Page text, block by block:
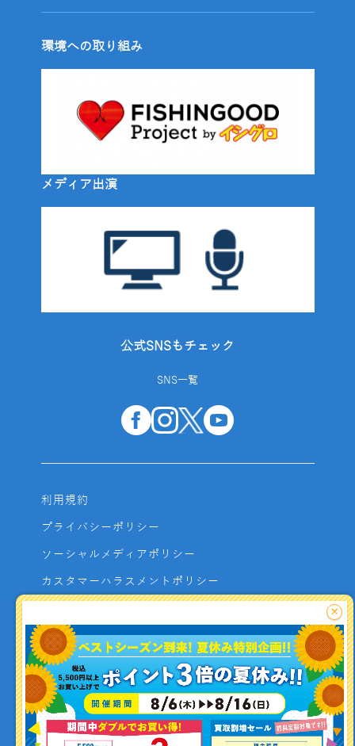
釣り情報を
環境への取り組み
メディア出演
公式SNSもチェック
SNS一覧
利用規約
プライバシーポリシー
ソーシャルメディアポリシー
カスタマーハラスメントポリシー
よくあるご質問
お問い合わせ
利用者資金の保全方法
×